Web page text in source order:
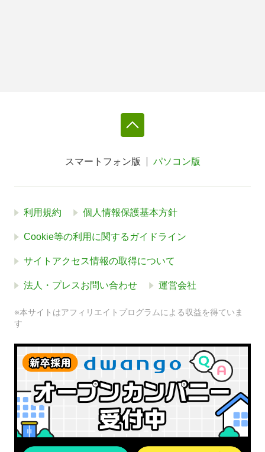
スマートフォン版 パソコン版
利用規約 個人情報保護基本方針
Cookie等の利用に関するガイドライン
サイトアクセス情報の取得について
法人・プレスお問い合わせ 運営会社
※本サイトはアフィリエイトプログラムによる収益を得ていま
す